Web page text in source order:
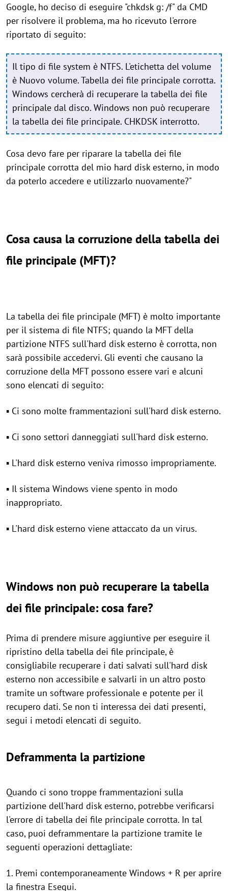
Google, ho deciso di eseguire "chkdsk g: /f" da CMD
per risolvere il problema, ma ho ricevuto l'errore
riportato di seguito:
Il tipo di file system è NTFS. L'etichetta del volume
è Nuovo volume. Tabella dei file principale corrotta.
Windows cercherà di recuperare la tabella dei file
principale dal disco. Windows non può recuperare
la tabella dei file principale. CHKDSK interrotto.
Cosa devo fare per riparare la tabella dei file
principale corrotta del mio hard disk esterno, in modo
da poterlo accedere e utilizzarlo nuovamente?"
Cosa causa la corruzione della tabella dei
file principale (MFT)?
La tabella dei file principale (MFT) è molto importante
per il sistema di file NTFS; quando la MFT della
partizione NTFS sull'hard disk esterno è corrotta, non
sarà possibile accedervi. Gli eventi che causano la
corruzione della MFT possono essere vari e alcuni
sono elencati di seguito:
▪ Ci sono molte frammentazioni sull'hard disk esterno.
▪ Ci sono settori danneggiati sull'hard disk esterno.
▪ L'hard disk esterno veniva rimosso impropriamente.
▪ Il sistema Windows viene spento in modo
inappropriato.
▪ L'hard disk esterno viene attaccato da un virus.
Windows non può recuperare la tabella
dei file principale: cosa fare?
Prima di prendere misure aggiuntive per eseguire il
ripristino della tabella dei file principale, è
consigliabile recuperare i dati salvati sull'hard disk
esterno non accessibile e salvarli in un altro posto
tramite un software professionale e potente per il
recupero dati. Se non ti interessa dei dati presenti,
segui i metodi elencati di seguito.
Deframmenta la partizione
Quando ci sono troppe frammentazioni sulla
partizione dell'hard disk esterno, potrebbe verificarsi
l'errore di tabella dei file principale corrotta. In tal
caso, puoi deframmentare la partizione tramite le
seguenti operazioni dettagliate:
1. Premi contemporaneamente Windows + R per aprire
la finestra Esegui.